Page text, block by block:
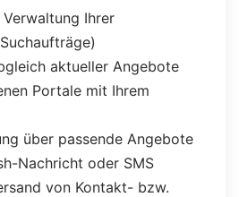
Ihrer
aktueller Angebote
Portale mit Ihrem
über passende Angebote
Nachricht oder SMS
von Kontakt- bzw.